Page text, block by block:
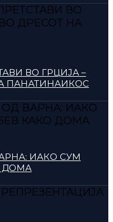
ВО ГРЦИЈА –
ПАНАТИНАИКОС
ИАКО СУМ
ДОМА